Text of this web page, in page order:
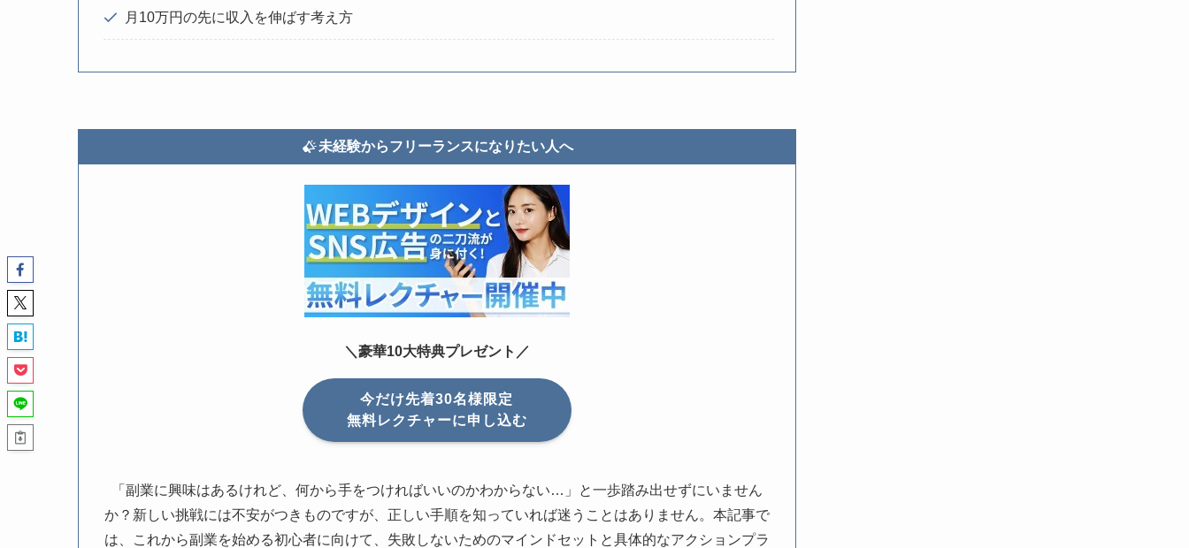
月10万円の先に収入を伸ばす考え方
未経験からフリーランスになりたい人へ
＼豪華10大特典プレゼント／
今だけ先着30名様限定
無料レクチャーに申し込む
「副業に興味はあるけれど、何から手をつければいいのかわからない…」と一歩踏み出せずにいません
か？新しい挑戦には不安がつきものですが、正しい手順を知っていれば迷うことはありません。本記事で
は、これから副業を始める初心者に向けて、失敗しないためのマインドセットと具体的なアクションプラ